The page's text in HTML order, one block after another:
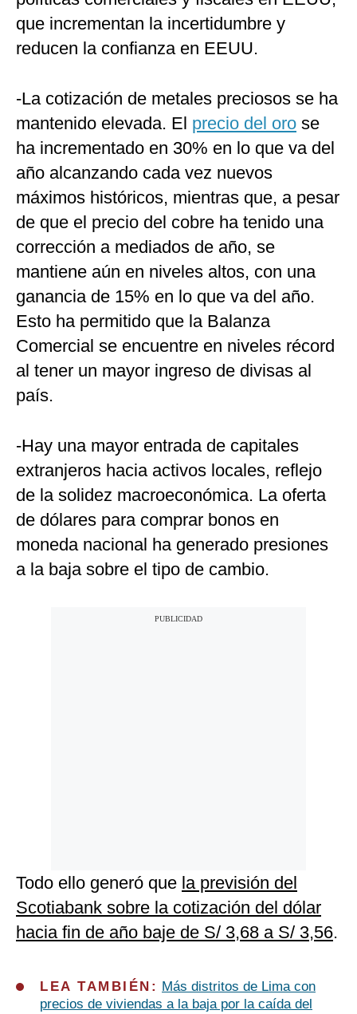
que incrementan la incertidumbre y
reducen la confianza en EEUU.
-La cotización de metales preciosos se ha
mantenido elevada. El precio del oro se
ha incrementado en 30% en lo que va del
año alcanzando cada vez nuevos
máximos históricos, mientras que, a pesar
de que el precio del cobre ha tenido una
corrección a mediados de año, se
mantiene aún en niveles altos, con una
ganancia de 15% en lo que va del año.
Esto ha permitido que la Balanza
Comercial se encuentre en niveles récord
al tener un mayor ingreso de divisas al
país.
-Hay una mayor entrada de capitales
extranjeros hacia activos locales, reflejo
de la solidez macroeconómica. La oferta
de dólares para comprar bonos en
moneda nacional ha generado presiones
a la baja sobre el tipo de cambio.
Todo ello generó que la previsión del
Scotiabank sobre la cotización del dólar
hacia fin de año baje de S/ 3,68 a S/ 3,56.
L EA TAMBIÉN: Más distritos de Lima con
precios de viviendas a la baja por la caída del